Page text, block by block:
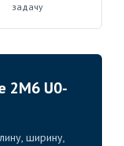
задачу
2M6 U0-
ширину,